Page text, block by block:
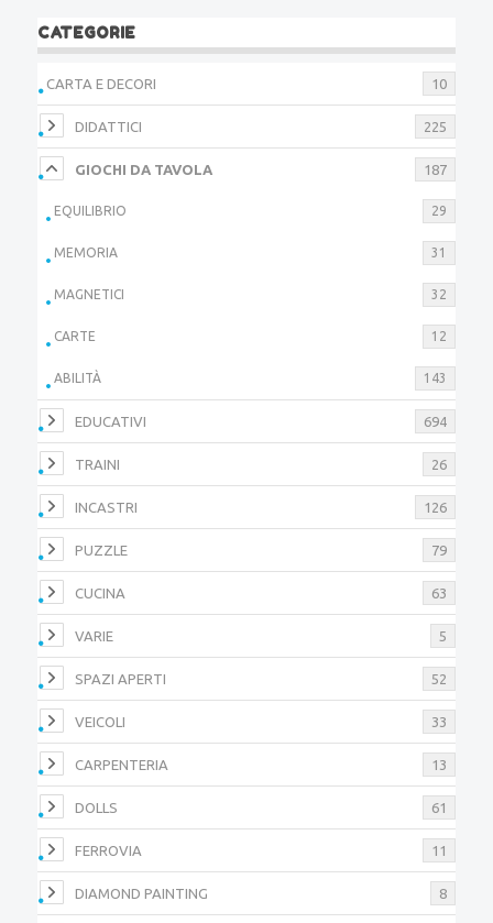
CATEGORIE
CARTA E DECORI 10
DIDATTICI 225
GIOCHI DA TAVOLA 187
EQUILIBRIO 29
MEMORIA 31
MAGNETICI 32
CARTE 12
ABILITÀ 143
EDUCATIVI 694
TRAINI 26
INCASTRI 126
PUZZLE 79
CUCINA 63
VARIE 5
SPAZI APERTI 52
VEICOLI 33
CARPENTERIA 13
DOLLS 61
FERROVIA 11
DIAMOND PAINTING 8